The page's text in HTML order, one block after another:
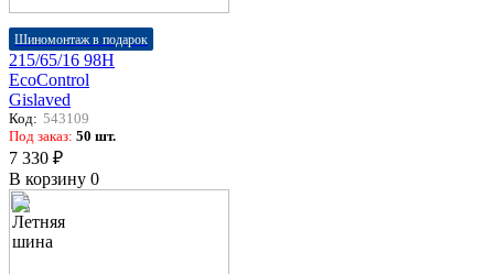
Шиномонтаж в подарок
215/65/16 98H
EcoControl
Gislaved
Код: 543109
Под заказ: 50 шт.
7 330 ₽
В корзину 0